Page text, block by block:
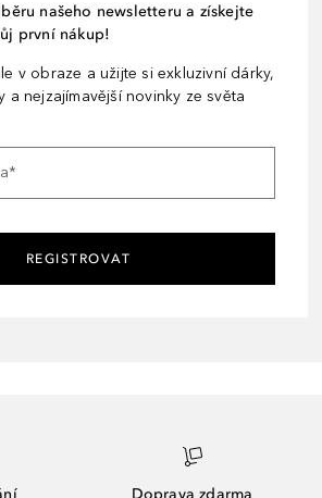
našeho newsletteru a získejte
první nákup!
v obraze a užijte si exkluzivní dárky,
a nejzajímavější novinky ze světa
*
REGISTROVAT
Doprava zdarma